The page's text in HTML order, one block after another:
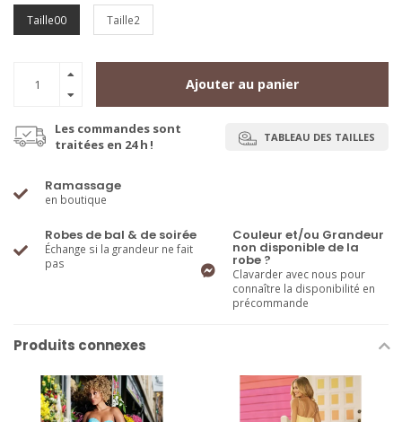
Taille00 Taille2
Ajouter au panier
Les commandes sont
traitées en 24 h !
TABLEAU DES TAILLES
Ramassage
en boutique
Robes de bal & de soirée
Échange si la grandeur ne fait
pas
Couleur et/ou Grandeur
non disponible de la
robe ?
Clavarder avec nous pour
connaître la disponibilité en
précommande
Produits connexes